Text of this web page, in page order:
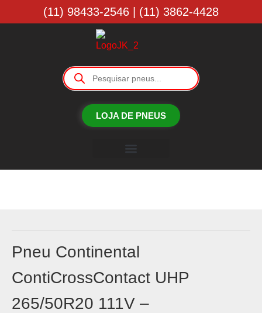
(11) 98433-2546 | (11) 3862-4428
LOJA DE PNEUS
Pneu Continental
ContiCrossContact UHP
265/50R20 111V –